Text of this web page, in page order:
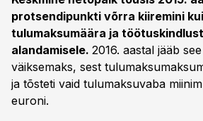
protsendipunkti võrra kiiremini
tulumaksumäära ja
alandamisele. 2016. aastal jääb
väiksemaks, sest
ja tõsteti vaid tulumaksuvaba
euroni.